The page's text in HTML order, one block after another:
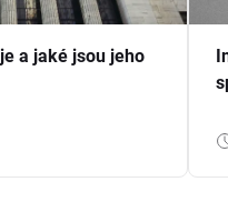
a jaké jsou jeho